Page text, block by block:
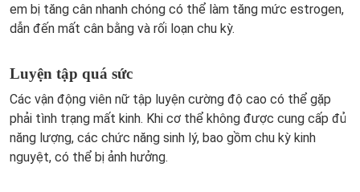
em bị tăng cân nhanh chóng có thể làm tăng mức estrogen,
dẫn đến mất cân bằng và rối loạn chu kỳ.
Luyện tập quá sức
Các vận động viên nữ tập luyện cường độ cao có thể gặp
phải tình trạng mất kinh. Khi cơ thể không được cung cấp đủ
năng lượng, các chức năng sinh lý, bao gồm chu kỳ kinh
nguyệt, có thể bị ảnh hưởng.